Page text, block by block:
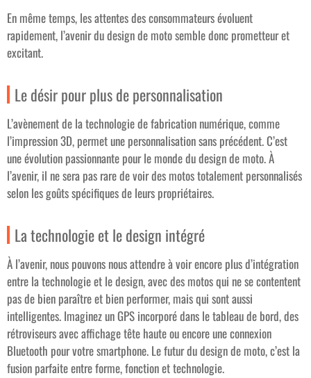
En même temps, les attentes des consommateurs évoluent
rapidement, l’avenir du design de moto semble donc prometteur et
excitant.
Le désir pour plus de personnalisation
L’avènement de la technologie de fabrication numérique, comme
l’impression 3D, permet une personnalisation sans précédent. C’est
une évolution passionnante pour le monde du design de moto. À
l’avenir, il ne sera pas rare de voir des motos totalement personnalisés
selon les goûts spécifiques de leurs propriétaires.
La technologie et le design intégré
À l’avenir, nous pouvons nous attendre à voir encore plus d’intégration
entre la technologie et le design, avec des motos qui ne se contentent
pas de bien paraître et bien performer, mais qui sont aussi
intelligentes. Imaginez un GPS incorporé dans le tableau de bord, des
rétroviseurs avec affichage tête haute ou encore une connexion
Bluetooth pour votre smartphone. Le futur du design de moto, c’est la
fusion parfaite entre forme, fonction et technologie.